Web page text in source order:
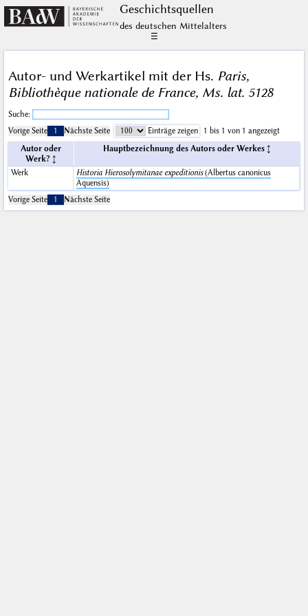
Geschichts­quellen
des deutschen Mittelalters
☰
Autor- und Werkartikel mit der Hs. Paris,
Bibliothèque nationale de France, Ms. lat. 5128
Suche:
Vorige Seite
1 Nächste Seite Einträge zeigen
1 bis 1 von 1 angezeigt
Autor oder
Werk?
Hauptbezeichnung des Autors oder Werkes
Werk Historia Hierosolymitanae expeditionis(Albertus canonicus
Aquensis)
Vorige Seite
1 Nächste Seite